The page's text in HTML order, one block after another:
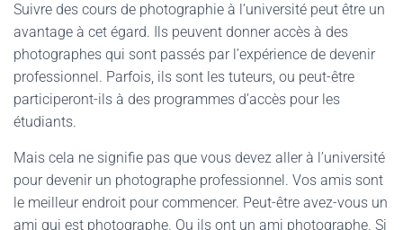
Suivre des cours de photographie à l’université peut être un
avantage à cet égard. Ils peuvent donner accès à des
photographes qui sont passés par l’expérience de devenir
professionnel. Parfois, ils sont les tuteurs, ou peut-être
participeront-ils à des programmes d’accès pour les
étudiants.
Mais cela ne signifie pas que vous devez aller à l’université
pour devenir un photographe professionnel. Vos amis sont
le meilleur endroit pour commencer. Peut-être avez-vous un
ami qui est photographe. Ou ils ont un ami photographe. Si